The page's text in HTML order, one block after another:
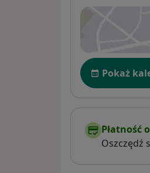
Dostępność
Pokaż
Płatność
Oszczędź